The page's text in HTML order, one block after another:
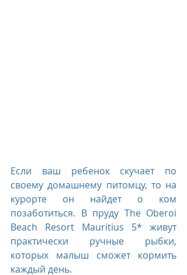
Если ваш ребенок скучает по
своему домашнему питомцу, то на
курорте он найдет о ком
позаботиться. В пруду The Oberoi
Beach Resort Mauritius 5* живут
практически ручные рыбки,
которых малыш сможет кормить
каждый день.